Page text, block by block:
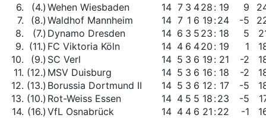
6.
(4.) Wehen Wiesbaden 14 7 3 428 : 19 9
7.
(8.) Waldhof Mannheim 14 7 1 6 19 :24 -5
8.
(7.) Dynamo Dresden 14 6 3 5 23 : 18 5
9. (11.) FC Viktoria Köln 14 4 6 420 : 19 1
10.
(9.) SC Verl 14 5 3 6 19 : 21 -2
11. (12.) MSV Duisburg 14 5 3 6 16 : 18 -2
12. (13.) Borussia Dortmund II 14 5 3 6 12 : 17 -5
13. (10.) Rot-Weiss Essen 14 4 5 5 18 :23 -5
14. (16.) VfL Osnabrück 14 4 4 6 21 :22 -1